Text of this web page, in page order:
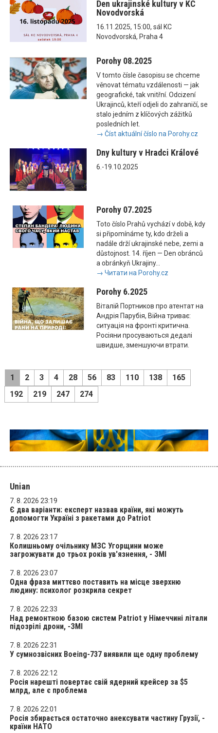
Den ukrajinské kultury v KC
Novodvorská
16.11.2025, 15:00, sál KC
Novodvorská, Praha 4
Porohy 08.2025
V tomto čísle časopisu se chceme
věnovat tématu vzdálenosti — jak
geografické, tak vnitřní. Odcizení
Ukrajinců, kteří odjeli do zahraničí, se
stalo jedním z klíčových zážitků
posledních let.
→ Číst aktuální číslo na Porohy.cz
Dny kultury v Hradci Králové
6.-19.10.2025
Porohy 07.2025
Toto číslo Prahů vychází v době, kdy
si připomínáme ty, kdo drželi a
nadále drží ukrajinské nebe, zemi a
důstojnost. 14. říjen — Den obránců
a obránkyň Ukrajiny...
→ Читати на Porohy.cz
Porohy 6.2025
Віталій Портников про атентат на
Андрія Парубія, Війна триває:
ситуація на фронті критична.
Росіяни просуваються дедалі
швидше, зменшуючи втрати.
1 2 3 4 28 56 83 110 138
165
192
219 247 274
Unian
7. 8. 2026 23:19
Є два варіанти: експерт назвав країни, які можуть
допомогти Україні з ракетами до Patriot
7. 8. 2026 23:17
Колишньому очільнику МЗС Угорщини може
загрожувати до трьох років ув'язнення, - ЗМІ
7. 8. 2026 23:07
Одна фраза миттєво поставить на місце зверхню
людину: психолог розкрила секрет
7. 8. 2026 22:33
Над ремонтною базою систем Patriot у Німеччині літали
підозрілі дрони, -ЗМІ
7. 8. 2026 22:31
У сумнозвісних Boeing-737 виявили ще одну проблему
7. 8. 2026 22:12
Росія нарешті повертає свій ядерний крейсер за $5
млрд, але є проблема
7. 8. 2026 22:01
Росія збирається остаточно анексувати частину Грузії, -
країни НАТО